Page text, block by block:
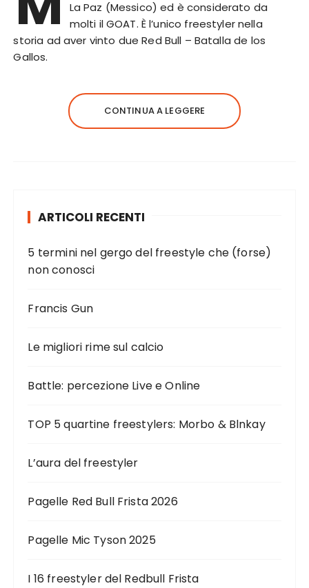
La Paz (Messico) ed è considerato da
molti il GOAT. È l’unico freestyler nella
storia ad aver vinto due Red Bull – Batalla de los
Gallos.
CONTINUA A LEGGERE
ARTICOLI RECENTI
5 termini nel gergo del freestyle che (forse)
non conosci
Francis Gun
Le migliori rime sul calcio
Battle: percezione Live e Online
TOP 5 quartine freestylers: Morbo & Blnkay
L’aura del freestyler
Pagelle Red Bull Frista 2026
Pagelle Mic Tyson 2025
I 16 freestyler del Redbull Frista